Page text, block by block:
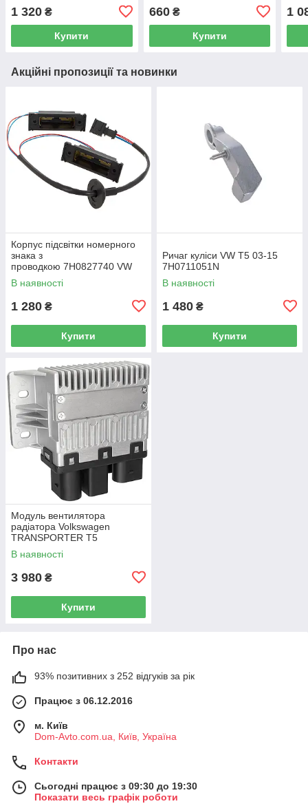
1 320 ₴
Купити
660₴
Купити
1
Акційні пропозиції та новинки
Корпус підсвітки номерного
знака з
проводкою 7H0827740 VW
Caddy III (2K) 2004-2015
/ Caddy IV (SA) 2016-
В наявності
1 280 ₴
Купити
Ричаг куліси VW T5 03-15
7H0711051N
В наявності
1 480 ₴
Купити
Модуль вентилятора
радіатора Volkswagen
TRANSPORTER T5
Фургон 03-15 7H0919506D
В наявності
3 980 ₴
Купити
Про нас
93% позитивних з 252 відгуків за рік
Працює з 06.12.2016
м. Київ
Dom-Avto.com.ua, Київ, Україна
Контакти
Сьогодні працює з 09:30 до 19:30
Показати весь графік роботи